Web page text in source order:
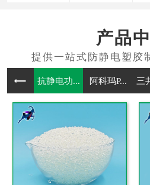
产品
抗静电功... 阿科玛P... 三